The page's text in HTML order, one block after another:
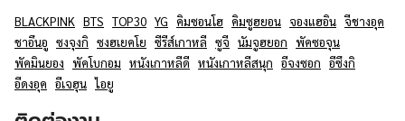
BLACKPINK BTS TOP30 YG คิมซอนโฮ คิมซูฮยอน จองแฮอิน จีชางอุค
ชาอึนอู ซงจุงกิ ซงฮเยคโย ซีรีส์เกาหลี ซูจี นัมจูฮยอก พัคซอจุน
พัคมินยอง พัคโบกอม หนังเกาหลีดี หนังเกาหลีสนุก อีจงซอก อีซึงกิ
อีดงอุค อีเจฮุน ไอยู